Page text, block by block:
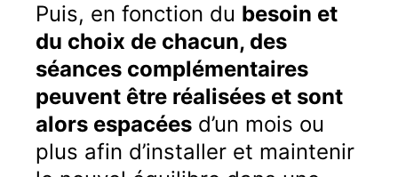
Puis, en fonction du besoin et
du choix de chacun, des
séances complémentaires
peuvent être réalisées et sont
alors espacées d’un mois ou
plus afin d’installer et maintenir